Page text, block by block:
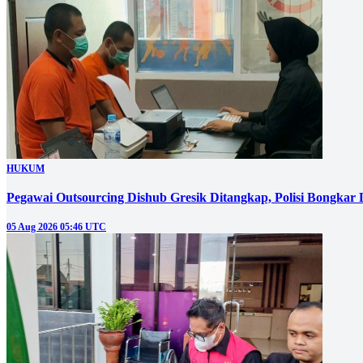
HUKUM
Pegawai Outsourcing Dishub Gresik Ditangkap, Polisi
05 Aug 2026 05:46 UTC